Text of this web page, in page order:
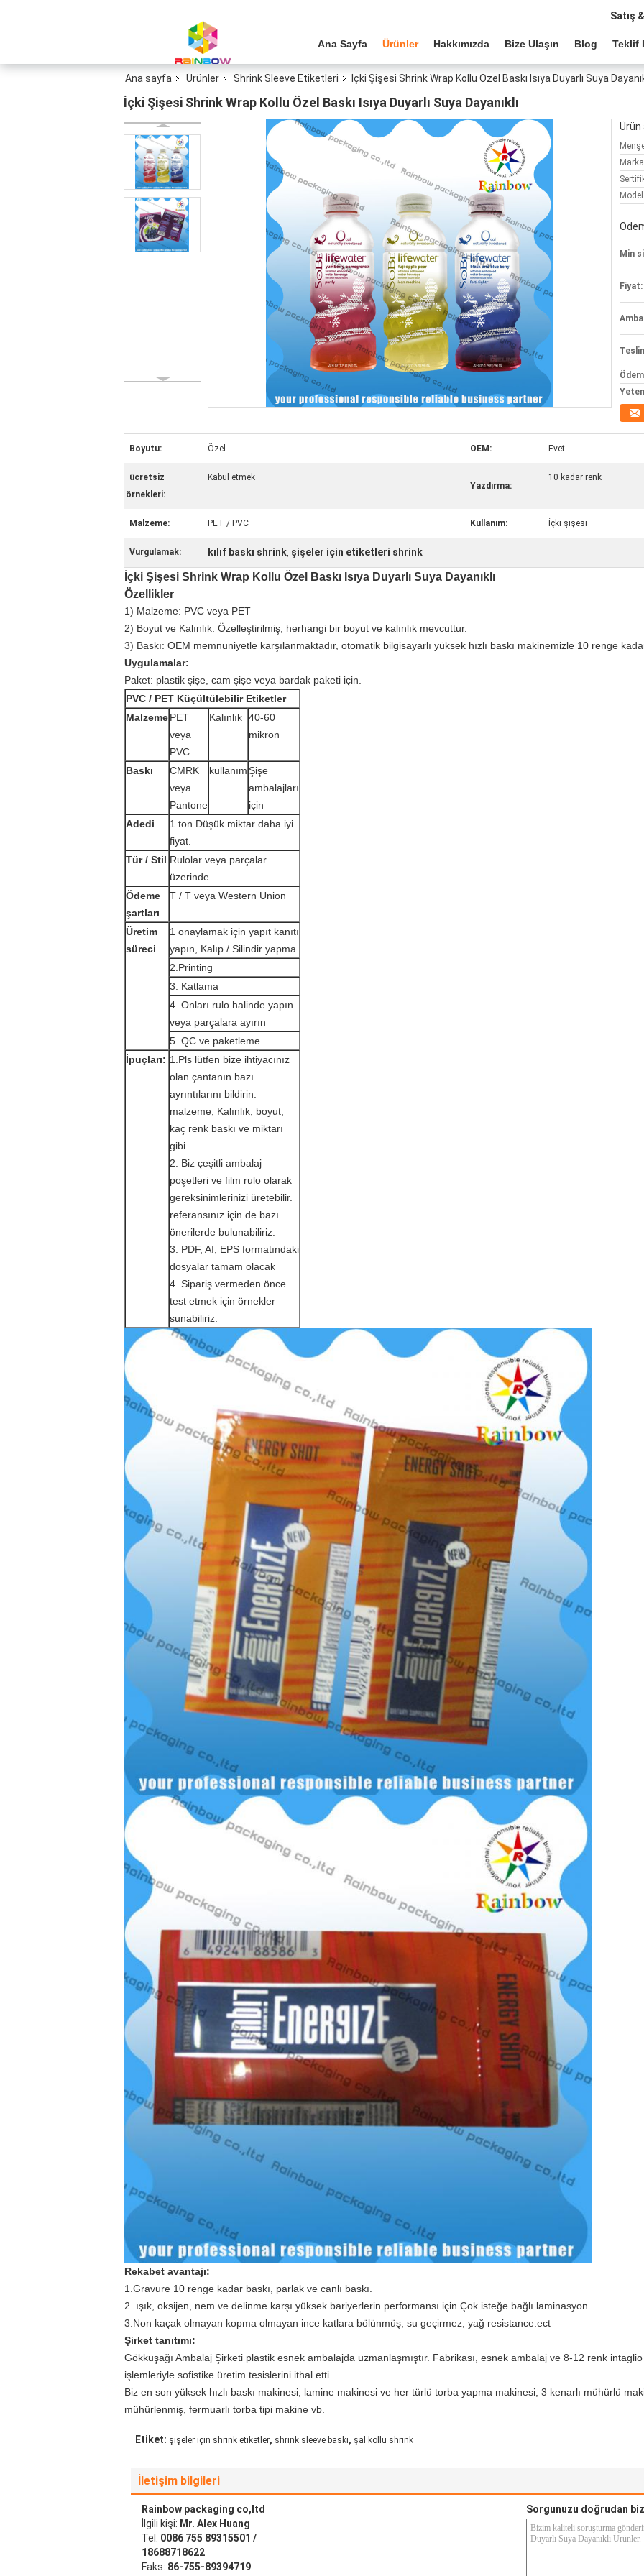
Satış
Ana Sayfa Ürünler Hakkımızda Bize Ulaşın Blog Teklif
Ana sayfa Ürünler Shrink Sleeve Etiketleri İçki Şişesi Shrink Wrap Kollu Özel Baskı Isıya Duyarlı Suya
İçki Şişesi Shrink Wrap Kollu Özel Baskı Isıya Duyarlı Suya Dayanıklı
Ürün
Min
Fiyat:
Boyutu: Özel OEM: Evet
ücretsiz
örnekleri:
Kabul etmek
Yazdırma:
10 kadar renk
Malzeme: PET / PVC Kullanım: İçki şişesi
Vurgulamak: kılıf baskı shrink, şişeler için etiketleri shrink
İçki Şişesi Shrink Wrap Kollu Özel Baskı Isıya Duyarlı Suya Dayanıklı
Özellikler
1) Malzeme: PVC veya PET
2) Boyut ve Kalınlık: Özelleştirilmiş, herhangi bir boyut ve kalınlık mevcuttur.
3) Baskı: OEM memnuniyetle karşılanmaktadır, otomatik bilgisayarlı yüksek hızlı baskı makinemizle 10 renge
Uygulamalar:
Paket: plastik şişe, cam şişe veya bardak paketi için.
PVC / PET Küçültülebilir Etiketler
MalzemePET
veya
PVC
Kalınlık 40-60
mikron
Baskı
CMRK
veya
Pantone
kullanımŞişe
ambalajları
için
Adedi
1 ton Düşük miktar daha iyi
fiyat.
Tür / Stil Rulolar veya parçalar
üzerinde
Ödeme
şartları
T / T veya Western Union
Üretim
süreci
1 onaylamak için yapıt kanıtı
yapın, Kalıp / Silindir yapma
2.Printing
3. Katlama
4. Onları rulo halinde yapın
veya parçalara ayırın
5. QC ve paketleme
İpuçları: 1.Pls lütfen bize ihtiyacınız
olan çantanın bazı
ayrıntılarını bildirin:
malzeme, Kalınlık, boyut,
kaç renk baskı ve miktarı
gibi
2. Biz çeşitli ambalaj
poşetleri ve film rulo olarak
gereksinimlerinizi üretebilir.
referansınız için de bazı
önerilerde bulunabiliriz.
3. PDF, AI, EPS formatındaki
dosyalar tamam olacak
4. Sipariş vermeden önce
test etmek için örnekler
sunabiliriz.
Rekabet avantajı:
1.Gravure 10 renge kadar baskı, parlak ve canlı baskı.
2. ışık, oksijen, nem ve delinme karşı yüksek bariyerlerin performansı için Çok isteğe bağlı laminasyon
3.Non kaçak olmayan kopma olmayan ince katlara bölünmüş, su geçirmez, yağ resistance.ect
Şirket tanıtımı:
Gökkuşağı Ambalaj Şirketi plastik esnek ambalajda uzmanlaşmıştır. Fabrikası, esnek ambalaj ve 8-12 renk
işlemleriyle sofistike üretim tesislerini ithal etti.
Biz en son yüksek hızlı baskı makinesi, lamine makinesi ve her türlü torba yapma makinesi, 3 kenarlı mühürlü
mühürlenmiş, fermuarlı torba tipi makine vb.
Etiket: şişeler için shrink etiketler, shrink sleeve baskı, şal kollu shrink
İletişim bilgileri
Rainbow packaging co,ltd
İlgili kişi: Mr. Alex Huang
Tel: 0086 755 89315501 /
18688718622
Faks: 86-755-89394719
Sorgunuzu doğrudan